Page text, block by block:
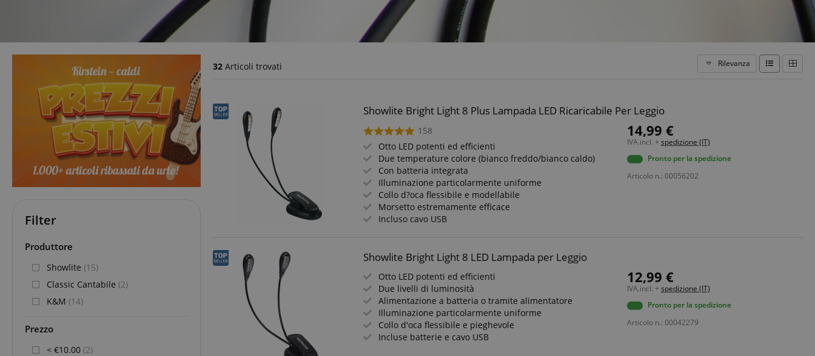
32 Articoli trovati Rilevanza
Showlite Bright Light 8 Plus Lampada LED Ricaricabile Per Leggio
158
Otto LED potenti ed efficienti
Due temperature colore (bianco freddo/bianco caldo)
Con batteria integrata
Illuminazione particolarmente uniforme
Collo d?oca flessibile e modellabile
Morsetto estremamente efficace
Incluso cavo USB
14,99 €
IVA.incl. + spedizione (IT)
Pronto per la spedizione
Articolo n.: 00056202
Showlite Bright Light 8 LED Lampada per Leggio
Otto LED potenti ed efficienti
Due livelli di luminosità
Alimentazione a batteria o tramite alimentatore
Illuminazione particolarmente uniforme
Collo d'oca flessibile e pieghevole
Incluse batterie e cavo USB
12,99 €
IVA.incl. + spedizione (IT)
Pronto per la spedizione
Articolo n.: 00042279
Filter
Produttore
Showlite (15)
Classic Cantabile (2)
K&M (14)
Prezzo
< €10.00 (2)